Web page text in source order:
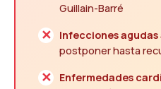
Guillain-Barré
Infecciones
postponer hasta
Enfermedades